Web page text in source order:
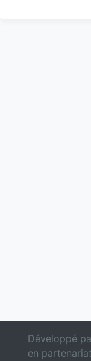
Développé
en